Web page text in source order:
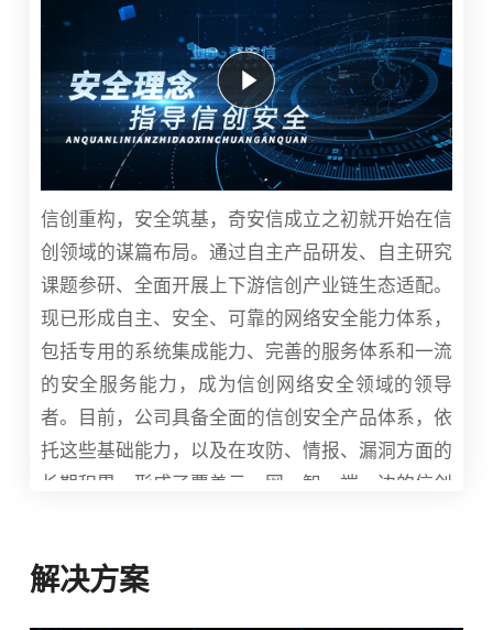
信创重构，安全筑基，奇安信成立之初就开始在信
创领域的谋篇布局。通过自主产品研发、自主研究
课题参研、全面开展上下游信创产业链生态适配。
现已形成自主、安全、可靠的网络安全能力体系，
包括专用的系统集成能力、完善的服务体系和一流
的安全服务能力，成为信创网络安全领域的领导
者。目前，公司具备全面的信创安全产品体系，依
托这些基础能力，以及在攻防、情报、漏洞方面的
长期积累，形成了覆盖云、网、智、端、边的信创
与信创全栈打通的公司，联合中国电子全信创技术
解决方案